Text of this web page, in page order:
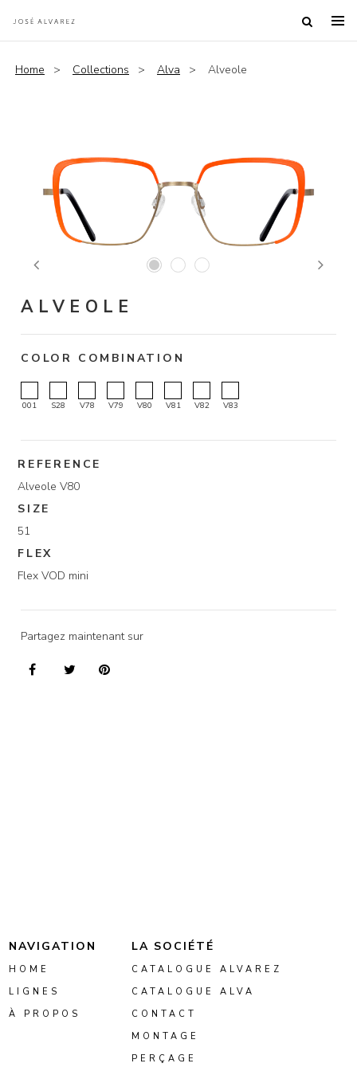
Home Collections Alva Alveole
Previous Next
ALVEOLE
COLOR COMBINATION
001 S28 V78 V79 V80 V81 V82 V83
REFERENCE
Alveole V80
SIZE
51
FLEX
Flex VOD mini
Partagez maintenant sur
NAVIGATION
HOME
LIGNES
À PROPOS
LA SOCIÉTÉ
CATALOGUE ALVAREZ
CATALOGUE ALVA
CONTACT
MONTAGE
PERÇAGE